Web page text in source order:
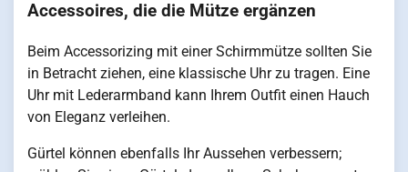
Accessoires, die die Mütze ergänzen
Beim Accessorizing mit einer Schirmmütze sollten Sie
in Betracht ziehen, eine klassische Uhr zu tragen. Eine
Uhr mit Lederarmband kann Ihrem Outfit einen Hauch
von Eleganz verleihen.
Gürtel können ebenfalls Ihr Aussehen verbessern;